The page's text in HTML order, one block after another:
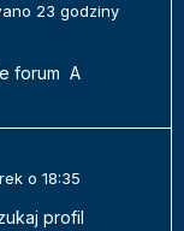
23 godziny
forum A
o 18:35
profil